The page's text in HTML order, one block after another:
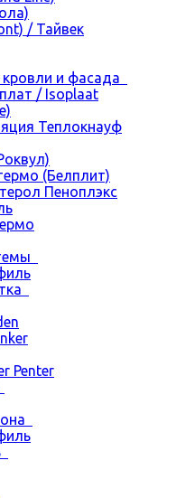
/ Тайвек
и фасада
/ Isoplaat
Теплокнауф
(Белплит)
Пеноплэкс
Penter